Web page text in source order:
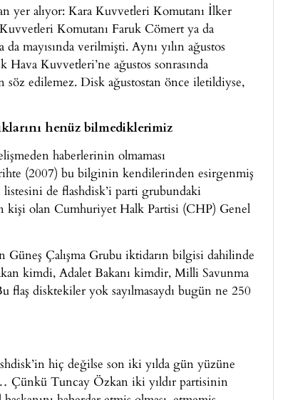
yer alıyor: Kara Kuvvetleri Komutanı İlker
Komutanı Faruk Cömert ya da
mayısında verilmişti. Aynı yılın ağustos
Kuvvetleri’ne ağustos sonrasında
edilemez. Disk ağustostan önce iletildiyse,
henüz bilmediklerimiz
haberlerinin olmaması
(2007) bu bilginin kendilerinden esirgenmiş
de flashdisk’i parti grubundaki
kişi olan Cumhuriyet Halk Partisi (CHP) Genel
Çalışma Grubu iktidarın bilgisi dahilinde
kimdi, Adalet Bakanı kimdir, Milli Savunma
flaş disktekiler yok sayılmasaydı bugün ne 250
hiç değilse son iki yılda gün yüzüne
Çünkü Tuncay Özkan iki yıldır partisinin